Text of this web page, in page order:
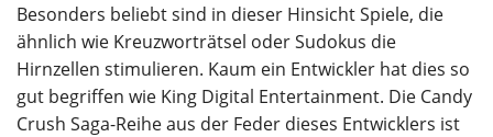
Besonders beliebt sind in dieser Hinsicht Spiele, die
ähnlich wie Kreuzworträtsel oder Sudokus die
Hirnzellen stimulieren. Kaum ein Entwickler hat dies so
gut begriffen wie King Digital Entertainment. Die Candy
Crush Saga-Reihe aus der Feder dieses Entwicklers ist